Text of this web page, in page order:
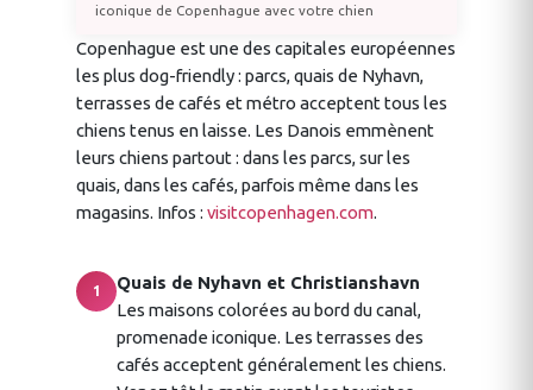
iconique de Copenhague avec votre chien
Copenhague est une des capitales européennes
les plus dog-friendly : parcs, quais de Nyhavn,
terrasses de cafés et métro acceptent tous les
chiens tenus en laisse. Les Danois emmènent
leurs chiens partout : dans les parcs, sur les
quais, dans les cafés, parfois même dans les
magasins. Infos : visitcopenhagen.com.
1
Quais de Nyhavn et Christianshavn
Les maisons colorées au bord du canal,
promenade iconique. Les terrasses des
cafés acceptent généralement les chiens.